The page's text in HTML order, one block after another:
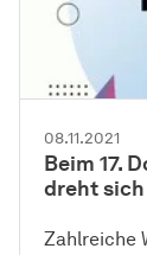
08.11.2021
Beim 17.
dreht sich
Zahlreiche